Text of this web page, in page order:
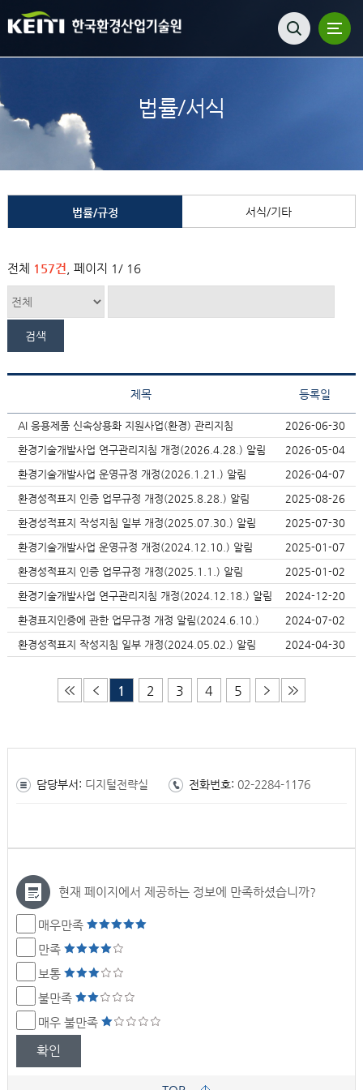
법률/서식
법률/규정 서식/기타
전체 157건 , 페이지 1 / 16
제목 등록일
AI 응용제품 신속상용화 지원사업(환경) 관리지침
2026-06-30
환경기술개발사업 연구관리지침 개정(2026.4.28.) 알림
2026-05-04
환경기술개발사업 운영규정 개정(2026.1.21.) 알림
2026-04-07
환경성적표지 인증 업무규정 개정(2025.8.28.) 알림
2025-08-26
환경성적표지 작성지침 일부 개정(2025.07.30.) 알림
2025-07-30
환경기술개발사업 운영규정 개정(2024.12.10.) 알림
2025-01-07
환경성적표지 인증 업무규정 개정(2025.1.1.) 알림
2025-01-02
환경기술개발사업 연구관리지침 개정(2024.12.18.) 알림
2024-12-20
환경표지인증에 관한 업무규정 개정 알림(2024.6.10.)
2024-07-02
환경성적표지 작성지침 일부 개정(2024.05.02.) 알림
2024-04-30
1 2 3 4 5
담당부서: 디지털전략실 전화번호: 02-2284-1176
현재 페이지에서 제공하는 정보에 만족하셨습니까?
매우만족
만족
보통
불만족
매우 불만족
확인